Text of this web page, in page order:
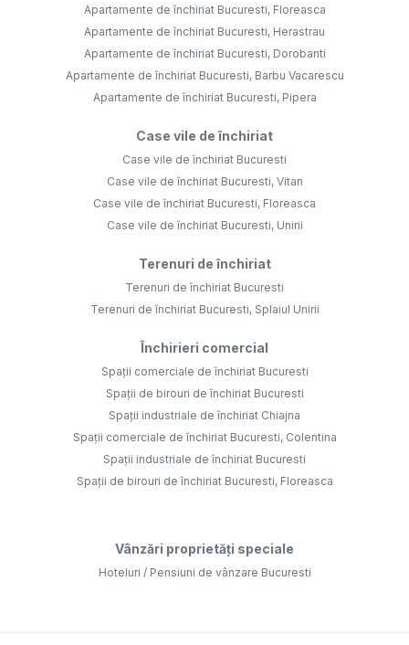
Apartamente de închiriat Bucuresti, Floreasca
Apartamente de închiriat Bucuresti, Herastrau
Apartamente de închiriat Bucuresti, Dorobanti
Apartamente de închiriat Bucuresti, Barbu Vacarescu
Apartamente de închiriat Bucuresti, Pipera
Case vile de închiriat
Case vile de închiriat Bucuresti
Case vile de închiriat Bucuresti, Vitan
Case vile de închiriat Bucuresti, Floreasca
Case vile de închiriat Bucuresti, Unirii
Terenuri de închiriat
Terenuri de închiriat Bucuresti
Terenuri de închiriat Bucuresti, Splaiul Unirii
Închirieri comercial
Spații comerciale de închiriat Bucuresti
Spații de birouri de închiriat Bucuresti
Spații industriale de închiriat Chiajna
Spații comerciale de închiriat Bucuresti, Colentina
Spații industriale de închiriat Bucuresti
Spații de birouri de închiriat Bucuresti, Floreasca
Vânzări proprietăți speciale
Hoteluri / Pensiuni de vânzare Bucuresti